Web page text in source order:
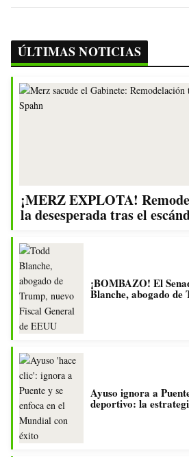
ÚLTIMAS NOTICIAS
¡MERZ EXPLOTA!
la desesperada tras el
¡BOMBAZO! El
Blanche, abogado
Ayuso ignora a
deportivo: la